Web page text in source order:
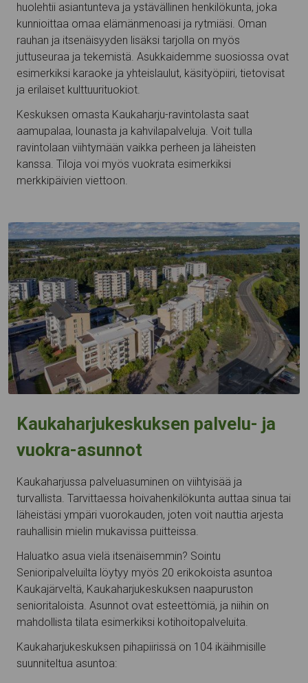
huolehtii asiantunteva ja ystävällinen henkilökunta, joka
kunnioittaa omaa elämänmenoasi ja rytmiäsi. Oman
rauhan ja itsenäisyyden lisäksi tarjolla on myös
juttuseuraa ja tekemistä. Asukkaidemme suosiossa ovat
esimerkiksi karaoke ja yhteislaulut, käsityöpiiri, tietovisat
ja erilaiset kulttuurituokiot.
Keskuksen omasta Kaukaharju-ravintolasta saat
aamupalaa, lounasta ja kahvilapalveluja. Voit tulla
ravintolaan viihtymään vaikka perheen ja läheisten
kanssa. Tiloja voi myös vuokrata esimerkiksi
merkkipäivien viettoon.
Kaukaharjukeskuksen palvelu- ja
vuokra-asunnot
Kaukaharjussa palveluasuminen on viihtyisää ja
turvallista. Tarvittaessa hoivahenkilökunta auttaa sinua tai
läheistäsi ympäri vuorokauden, joten voit nauttia arjesta
rauhallisin mielin mukavissa puitteissa.
Haluatko asua vielä itsenäisemmin? Sointu
Senioripalveluilta löytyy myös 20 erikokoista asuntoa
Kaukajärveltä, Kaukaharjukeskuksen naapuruston
senioritaloista. Asunnot ovat esteettömiä, ja niihin on
mahdollista tilata esimerkiksi kotihoitopalveluita.
Kaukaharjukeskuksen pihapiirissä on 104 ikäihmisille
suunniteltua asuntoa: